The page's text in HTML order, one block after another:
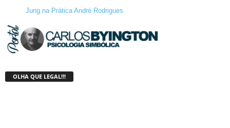
Jung na Prática André Rodrigues
OLHA QUE LEGAL!!!